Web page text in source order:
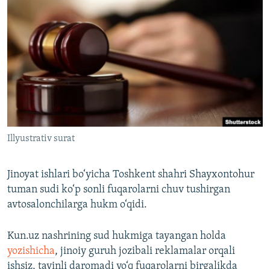
Озодлик бошқа тилларда
Illyustrativ surat
Jinoyat ishlari bo‘yicha Toshkent shahri Shayxontohur
tuman sudi ko‘p sonli fuqarolarni chuv tushirgan
avtosalonchilarga hukm o‘qidi.
Kun.uz nashrining sud hukmiga tayangan holda
yozishicha, jinoiy guruh jozibali reklamalar orqali
ishsiz, tayinli daromadi yo‘q fuqarolarni birgalikda